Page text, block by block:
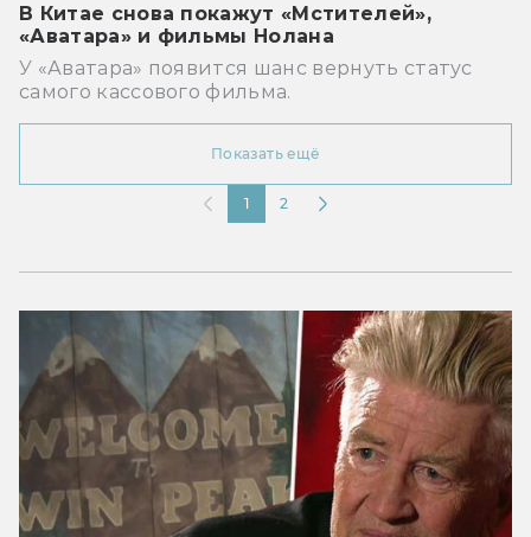
В Китае снова покажут «Мстителей»,
«Аватара» и фильмы Нолана
У «Аватара» появится шанс вернуть статус
самого кассового фильма.
Показать ещё
1 2